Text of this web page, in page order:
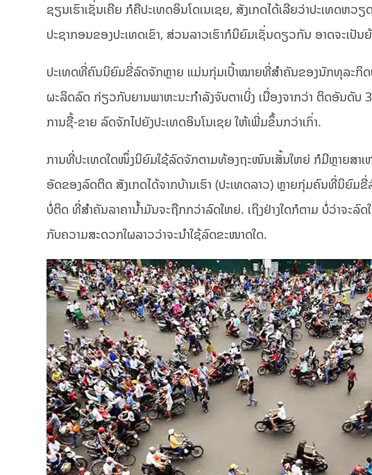
ຊຽນເຮົາເຊັ່ນເຄີຍ ກໍຄືປະເທດອິນໂດເນເຊຍ, ສັງເກດໄດ້ເລີຍວ່າປະເທດ
ປະຊາກອນຂອງປະເທດເຂົາ, ສ່ວນລາວເຮົາກໍນິຍົມເຊັ່ນດຽວກັນ ອາດຈະເ
ປະເທດທີ່ຄົນນິຍົມຂີ່ລົດຈັກຫຼາຍ ແມ່ນກຸ່ມເປົ້າໝາຍທີ່ສຳຄັນຂອງນັກທຸລະກິດ
ຜະລິດລົດ ກ່ຽວກັບຍານພາຫະນະກຳລັງຈັບຕາເບິ່ງ ເນື່ອງຈາກວ່າ ຕິດອັນດັ
ການຊື້-ຂາຍ ລົດຈັກໄປຍັງປະເທດອິນໂນເຊຍ ໃຫ້ເພີ່ມຂຶ້ນກວ່າເກົ່າ.
ການທີ່ປະເທດໃດໜຶ່ງນິຍົມໃຊ້ລົດຈັກຕາມທ້ອງຖະໜົນເສັ້ນໃຫຍ່ ກໍມີຫຼາຍສາ
ອັດຂອງລົດຕິດ ສັງເກດໄດ້ຈາກບ້ານເຮົາ (ປະເທດລາວ) ຫຼາຍກຸ່ມຄົນທີ່ນິຍົ
ບໍ່ຕິດ ທີ່ສຳຄັນລາຄານ້ຳມັນຈະຖືກກວ່າລົດໃຫຍ່. ເຖິງຢ່າງໃດກໍຕາມ ບໍ່ວ່າຈ
ກັບຄວາມສະດວກໃຜລາວວ່າຈະນຳໃຊ້ລົດຂະໜາດໃດ.